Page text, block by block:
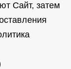
Сайт, затем